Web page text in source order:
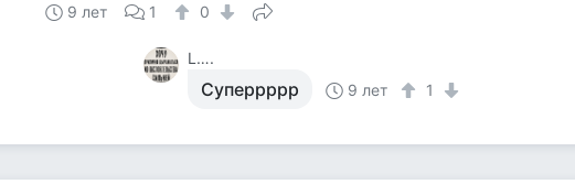
9 лет 1 0
L….
Суперрррр 9 лет 1